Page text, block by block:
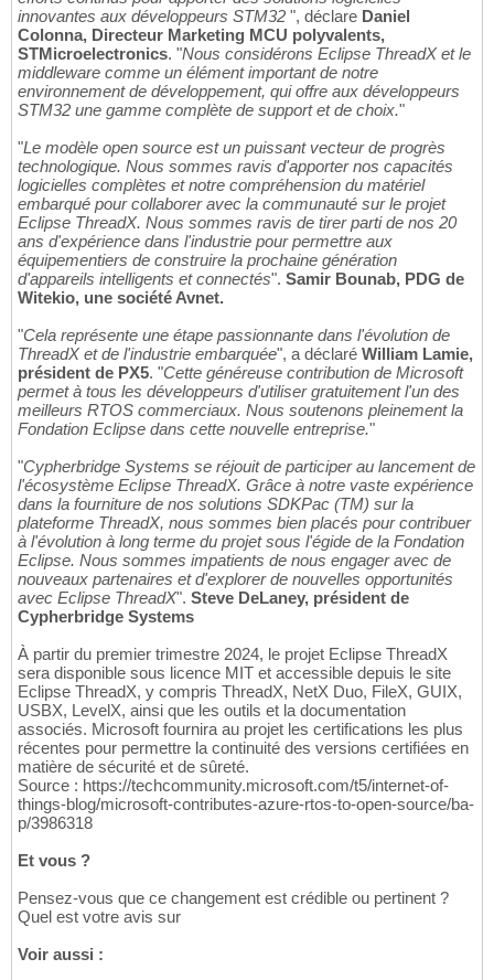
innovantes aux développeurs STM32 ", déclare Daniel
Colonna, Directeur Marketing MCU polyvalents,
STMicroelectronics. "Nous considérons Eclipse ThreadX et le
middleware comme un élément important de notre
environnement de développement, qui offre aux développeurs
STM32 une gamme complète de support et de choix."
"Le modèle open source est un puissant vecteur de progrès
technologique. Nous sommes ravis d'apporter nos capacités
logicielles complètes et notre compréhension du matériel
embarqué pour collaborer avec la communauté sur le projet
Eclipse ThreadX. Nous sommes ravis de tirer parti de nos 20
ans d'expérience dans l'industrie pour permettre aux
équipementiers de construire la prochaine génération
d'appareils intelligents et connectés". Samir Bounab, PDG de
Witekio, une société Avnet.
"Cela représente une étape passionnante dans l'évolution de
ThreadX et de l'industrie embarquée", a déclaré William Lamie,
président de PX5. "Cette généreuse contribution de Microsoft
permet à tous les développeurs d'utiliser gratuitement l'un des
meilleurs RTOS commerciaux. Nous soutenons pleinement la
Fondation Eclipse dans cette nouvelle entreprise."
"Cypherbridge Systems se réjouit de participer au lancement de
l'écosystème Eclipse ThreadX. Grâce à notre vaste expérience
dans la fourniture de nos solutions SDKPac (TM) sur la
plateforme ThreadX, nous sommes bien placés pour contribuer
à l'évolution à long terme du projet sous l'égide de la Fondation
Eclipse. Nous sommes impatients de nous engager avec de
nouveaux partenaires et d'explorer de nouvelles opportunités
avec Eclipse ThreadX". Steve DeLaney, président de
Cypherbridge Systems
À partir du premier trimestre 2024, le projet Eclipse ThreadX
sera disponible sous licence MIT et accessible depuis le site
Eclipse ThreadX, y compris ThreadX, NetX Duo, FileX, GUIX,
USBX, LevelX, ainsi que les outils et la documentation
associés. Microsoft fournira au projet les certifications les plus
récentes pour permettre la continuité des versions certifiées en
matière de sécurité et de sûreté.
Source : https://techcommunity.microsoft.com/t5/internet-of-
things-blog/microsoft-contributes-azure-rtos-to-open-source/ba-
p/3986318
Et vous ?
Pensez-vous que ce changement est crédible ou pertinent ?
Quel est votre avis sur
Voir aussi :